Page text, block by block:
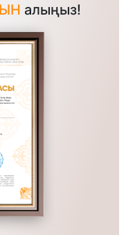
алыңыз!